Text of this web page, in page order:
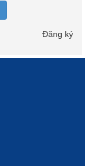
Đăng ký